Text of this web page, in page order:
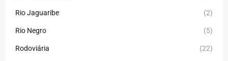
Rio Jaguaribe (2)
Rio Negro (5)
Rodoviária (22)